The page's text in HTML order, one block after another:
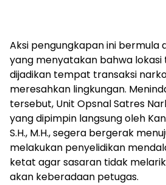
Aksi pengungkapan ini bermula
yang menyatakan bahwa
dijadikan tempat transaksi
meresahkan lingkungan.
tersebut, Unit Opsnal Satres
yang dipimpin langsung oleh
S.H., M.H., segera bergerak
melakukan penyelidikan
ketat agar sasaran tidak
akan keberadaan petugas.